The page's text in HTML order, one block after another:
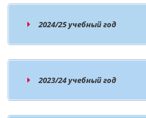
2024/25 учебный год
2023/24 учебный год